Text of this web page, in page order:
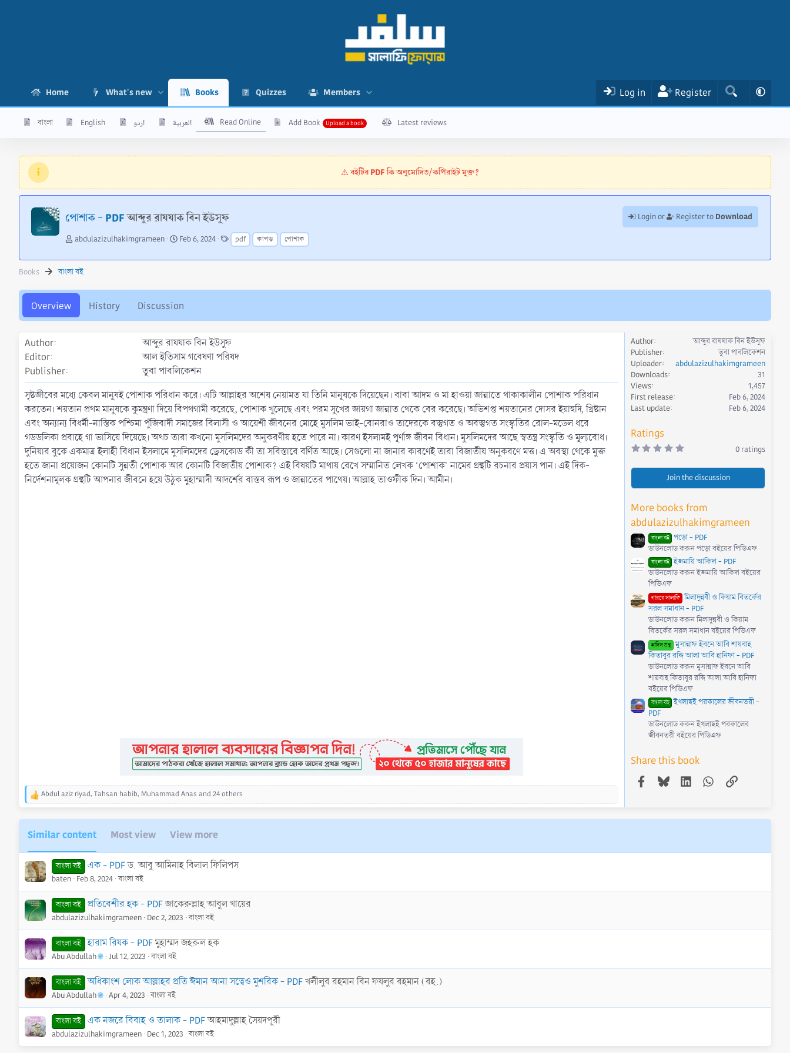
Home What's new Books Quizzes Members Log in Register
বাংলা English اردو العربية Read Online Add Book Latest reviews
⚠️বইটির PDF কি অনুমোদিত/কপিরাইট মুক্ত?
পোশাক - PDFআব্দুর রাযযাক বিন ইউসুফ Login or Register to Download
A
t
h
r
abdulazizulhakimgrameen
C
e
i
o
a
t
e
Feb 6, 2024
T
a
g
pdf কাপড় পোশাক
Books বাংলা বই
Overview History Discussion
Author
আব্দুর রাযযাক বিন ইউসুফ
Editor
আল ইতিসাম গবেষণা পরিষদ
Publisher
তুবা পাবলিকেশন
সৃষ্টজীবের মধ্যে কেবল মানুষই পােশাক পরিধান করে। এটি আল্লাহর অশেষ নেয়ামত যা তিনি মানুষকে দিয়েছেন। বাবা আদম ও মা হাওয়া জান্নাতে থাকাকালীন পােশাক পরিধান
করতেন। শয়তান প্রথম মানুষকে কুমন্ত্রণা দিয়ে বিপথগামী করেছে, পােশাক খুলেছে এবং পরম সুখের জায়গা জান্নাত থেকে বের করেছে। অভিশপ্ত শয়তানের দোসর ইয়াহুদি, খ্রিষ্টান
এবং অন্যান্য বিধর্মী-নাস্তিক পশ্চিমা পুঁজিবাদী সমাজের বিলাসী ও আয়েশী জীবনের মােহে মুসলিম ভাই-বােনরাও তাদেরকে বস্তুগত ও অবস্তুগত সংস্কৃতির রােল-মডেল ধরে
গডডলিকা প্রবাহে গা ভাসিয়ে দিয়েছে। অথচ তারা কখনাে মুসলিমদের অনুকরণীয় হতে পারে না। কারণ ইসলামই পূর্ণাঙ্গ জীবন বিধান। মুসলিমদের আছে স্বতন্ত্র সংস্কৃতি ও মূল্যবােধ।
দুনিয়ার বুকে একমাত্র ইলাহী বিধান ইসলামে মুসলিমদের ড্রেসকোড কী তা সবিস্তারে বর্ণিত আছে। সেগুলাে না জানার কারণেই তারা বিজাতীয় অনুকরণে মত্ত। এ অবস্থা থেকে মুক্ত
হতে জানা প্রয়ােজন কোনটি সুন্নতী পােশাক আর কোনটি বিজাতীয় পােশাক? এই বিষয়টি মাথায় রেখে সম্মানিত লেখক ‘পােশাক' নামের গ্রন্থটি রচনার প্রয়াস পান। এই দিক-
নির্দেশনামূলক গ্রন্থটি আপনার জীবনে হয়ে উঠুক মুহাম্মাদী আদর্শের বাস্তব রূপ ও জান্নাতের পাথেয়। আল্লাহ তাওফীক দিন। আমীন।
R
a
c
t
i
o
n
s
:
Abdul aziz riyad, Tahsan habib, Muhammad Anas and 24 others
Author
আব্দুর রাযযাক বিন ইউসুফ
Publisher
তুবা পাবলিকেশন
Uploader
abdulazizulhakimgrameen
Downloads
31
Views
1,457
First release
Feb 6, 2024
Last update
Feb 6, 2024
Ratings
0
0
s
(
s
)
0 ratings
Join the discussion
More books from
abdulazizulhakimgrameen
বাংলা বই পড়ো - PDF
ডাউনলোড করুন পড়ো বইয়ের পিডিএফ
বাংলা বই ইজমায়ি আকিদা - PDF
ডাউনলোড করুন ইজমায়ি আকিদা বইয়ের
পিডিএফ
গায়রে সালাফি মিলাদুন্নবী ও কিয়াম বিতর্কের
সরল সমাধান - PDF
ডাউনলোড করুন মিলাদুন্নবী ও কিয়াম
বিতর্কের সরল সমাধান বইয়ের পিডিএফ
হাদিস গ্রন্থ মুসান্নাফ ইবনে আবি শায়বাহ
কিতাবুর রদ্দি আলা আবি হানিফা - PDF
ডাউনলোড করুন মুসান্নাফ ইবনে আবি
শায়বাহ কিতাবুর রদ্দি আলা আবি হানিফা
বইয়ের পিডিএফ
বাংলা বই ইখলাছই পরকালের জীবনতরী -
PDF
ডাউনলোড করুন ইখলাছই পরকালের
জীবনতরী বইয়ের পিডিএফ
Share this book
Facebook
BlueskyLinkedInWhatsApp
Link
Similar content Most view View more
বাংলা বই এক - PDFড. আবু আমিনাহ বিলাল ফিলিপস
baten Feb 8, 2024 বাংলা বই
বাংলা বই প্রতিবেশীর হক - PDFজাকেরুল্লাহ আবুল খায়ের
abdulazizulhakimgrameen Dec 2, 2023 বাংলা বই
বাংলা বই হারাম রিযক - PDFমুহাম্মদ জহরুল হক
Abu Abdullah Jul 12, 2023 বাংলা বই
বাংলা বই অধিকাংশ লোক আল্লাহর প্রতি ঈমান আনা সত্বেও মুশরিক - PDFখলীলুর রহমান বিন ফযলুর রহমান (রহ.)
Abu Abdullah Apr 4, 2023 বাংলা বই
বাংলা বই এক নজরে বিবাহ ও তালাক - PDFআহমাদুল্লাহ সৈয়দপুরী
abdulazizulhakimgrameen Dec 1, 2023 বাংলা বই